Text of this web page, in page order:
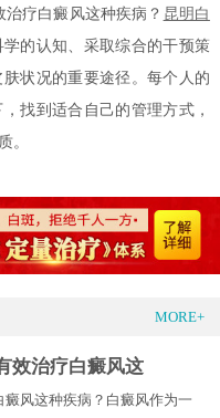
疗白癜风这种疾病？ 昆明白
的认知、采取综合的干预策
状况的重要途径。每个人的
找到适合自己的管理方式，
。
MORE+
效治疗白癜风这
风这种疾病？白癜风作为一